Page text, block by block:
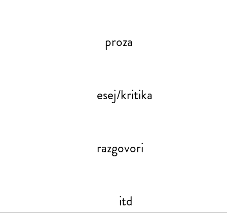
proza
esej/kritika
razgovori
itd